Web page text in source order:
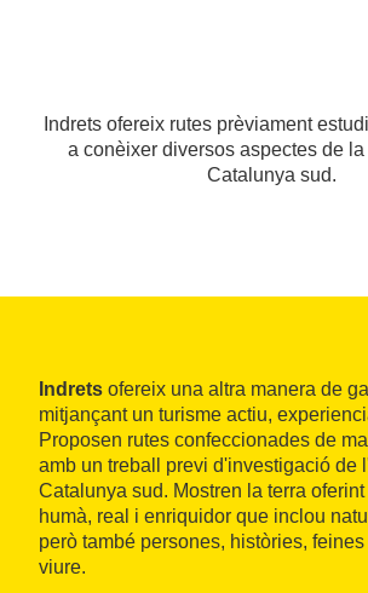
Indrets ofereix rutes prèviament
a conèixer diversos aspectes de
Catalunya sud.
Indrets ofereix una altra manera de
mitjançant un turisme actiu,
Proposen rutes confeccionades de
amb un treball previ d'investigació de
Catalunya sud. Mostren la terra
humà, real i enriquidor que inclou
però també persones, històries,
viure.